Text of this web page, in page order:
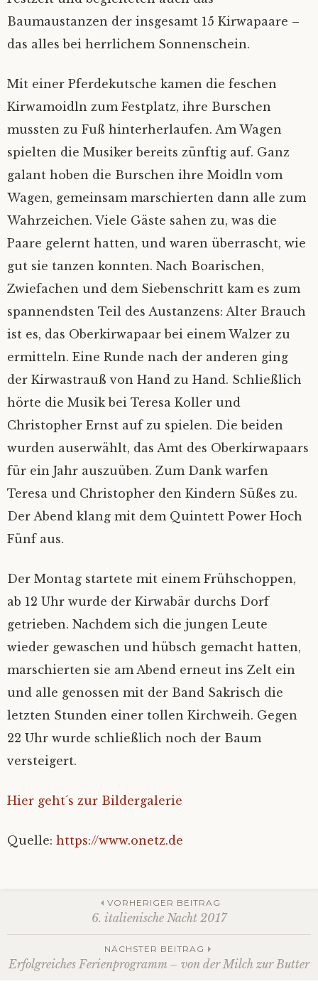
Baumaustanzen der insgesamt 15 Kirwapaare –
das alles bei herrlichem Sonnenschein.
Mit einer Pferdekutsche kamen die feschen
Kirwamoidln zum Festplatz, ihre Burschen
mussten zu Fuß hinterherlaufen. Am Wagen
spielten die Musiker bereits zünftig auf. Ganz
galant hoben die Burschen ihre Moidln vom
Wagen, gemeinsam marschierten dann alle zum
Wahrzeichen. Viele Gäste sahen zu, was die
Paare gelernt hatten, und waren überrascht, wie
gut sie tanzen konnten. Nach Boarischen,
Zwiefachen und dem Siebenschritt kam es zum
spannendsten Teil des Austanzens: Alter Brauch
ist es, das Oberkirwapaar bei einem Walzer zu
ermitteln. Eine Runde nach der anderen ging
der Kirwastrauß von Hand zu Hand. Schließlich
hörte die Musik bei Teresa Koller und
Christopher Ernst auf zu spielen. Die beiden
wurden auserwählt, das Amt des Oberkirwapaars
für ein Jahr auszuüben. Zum Dank warfen
Teresa und Christopher den Kindern Süßes zu.
Der Abend klang mit dem Quintett Power Hoch
Fünf aus.
Der Montag startete mit einem Frühschoppen,
ab 12 Uhr wurde der Kirwabär durchs Dorf
getrieben. Nachdem sich die jungen Leute
wieder gewaschen und hübsch gemacht hatten,
marschierten sie am Abend erneut ins Zelt ein
und alle genossen mit der Band Sakrisch die
letzten Stunden einer tollen Kirchweih. Gegen
22 Uhr wurde schließlich noch der Baum
versteigert.
Hier geht´s zur Bildergalerie
Quelle: https://www.onetz.de
Beitrags-
Navigation
VORHERIGER BEITRAG
6. italienische Nacht 2017
NÄCHSTER BEITRAG
Erfolgreiches Ferienprogramm – von der Milch zur Butter